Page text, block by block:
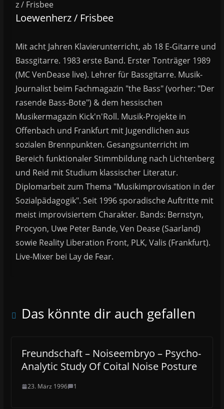
Loewenherz / Frisbee
Mit acht Jahren Klavierunterricht, ab 18 E-Gitarre und
Bassgitarre. 1983 erste Band. Erster Tonträger 1989
(MC VenDease live). Lehrer für Bassgitarre. Musik-
Journalist beim Fachmagazin "the Bass" (vorher: "Der
rasende Bass-Bote") & dem hessischen
Musikermagazin Kick'n'Roll. Musik-Projekte in
Offenbach und Frankfurt mit Jugendlichen aus
sozialen Brennpunkten. Gesangsunterricht im
Bereich funktionaler Stimmbildung nach Lichtenberg
und Reid mit Studium klassischer Literatur.
Diplomarbeit zum Thema "Musikimprovisation in der
Sozialpädagogik". Seit 1996 sporadische Auftritte mit
meist improvisiertem Charakter. Bands: Bernstyn,
Procyon, Uwe Peter Bande, Ven Dease (Saarland)
sowie Reality Liberation Front, PLK, Valis (Frankfurt).
Live-Mixer bei Lay de Fear.
Das könnte dir auch gefallen
Freundschaft – Noiseembryo – Psycho-
Analytic Study Of Coital Noise Posture
23. März 1996 1